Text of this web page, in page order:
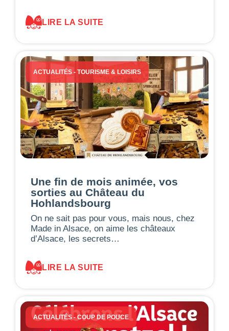
LIRE LA SUITE
ACTUALITÉS - TOURISME & LOISIRS
Une fin de mois animée, vos
sorties au Château du
Hohlandsbourg
On ne sait pas pour vous, mais nous, chez
Made in Alsace, on aime les châteaux
d’Alsace, les secrets…
LIRE LA SUITE
ACTUALITÉS -COUP DE POUCE